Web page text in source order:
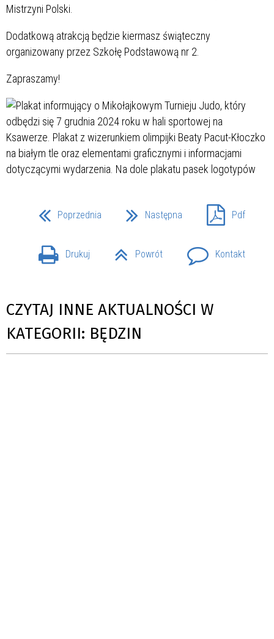
Mistrzyni Polski.
Dodatkową atrakcją będzie kiermasz świąteczny
organizowany przez Szkołę Podstawową nr 2.
Zapraszamy!
Poprzednia Następna Pdf
Drukuj Powrót Kontakt
CZYTAJ INNE AKTUALNOŚCI W
KATEGORII: BĘDZIN